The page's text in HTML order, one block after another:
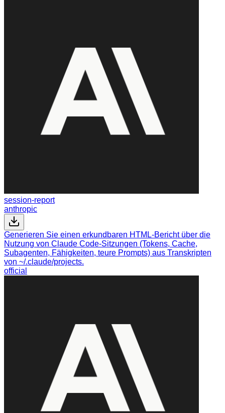
session-report
anthropic
Generieren Sie einen erkundbaren HTML-Bericht über die
Nutzung von Claude Code-Sitzungen (Tokens, Cache,
Subagenten, Fähigkeiten, teure Prompts) aus Transkripten
von ~/.claude/projects.
official